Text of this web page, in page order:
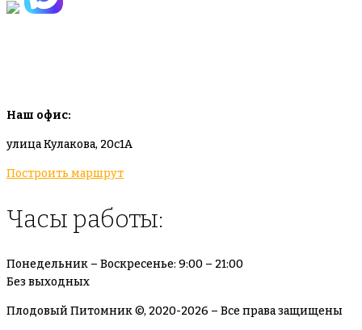
Наш офис:
улица Кулакова, 20с1А
Построить маршрут
Часы работы:
Понедельник – Воскресенье: 9:00 – 21:00
Без выходных
Плодовый Питомник ©, 2020-2026 – Все права защищены